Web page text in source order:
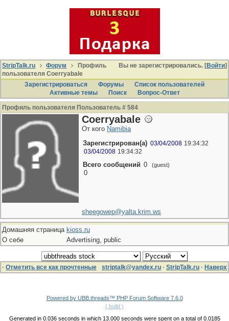
Вы не зарегистрировались. [Войти]
StripTalk.ru Форум
Профиль
пользователя Coerryabale
Зарегистрироваться
Форумы
Список пользователей
Активные темы
Поиcк Вопрос-Ответ
Профиль пользователя Пользователь # 584
Coerryabale
От кого Namibia
Зарегистрирован(а) 03/04/2008 19:34:32
03/04/2008 19:34:32
Всего сообщений 0 (guest)
0
sheegowep@yalta.krim.ws
Домашняя страница kioss.ru
О себе
Advertising, public
· Отметить все как прочтенные striptalk@yandex.ru · StripTalk.ru · Наверх
Powered by UBB.threads™ PHP Forum Software 7.6.0
( build )
Generated in 0.036 seconds in which 13.000 seconds were spent on a total of 0.0185